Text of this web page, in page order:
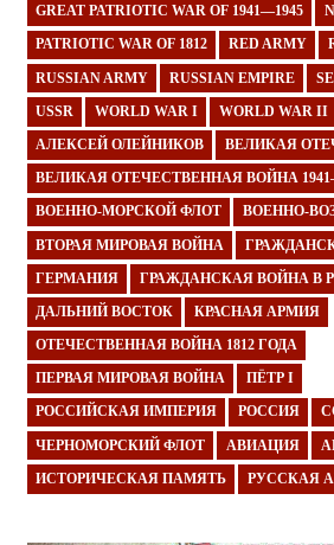
GREAT PATRIOTIC WAR OF 1941—1945
PATRIOTIC WAR OF 1812 RED ARMY
RUSSIAN ARMY RUSSIAN EMPIRE
USSR WORLD WAR I WORLD WAR II
АЛЕКСЕЙ ОЛЕЙНИКОВ ВЕЛИКАЯ
ВЕЛИКАЯ ОТЕЧЕСТВЕННАЯ ВОЙНА
ВОЕННО-МОРСКОЙ ФЛОТ ВОЕННО-
ВТОРАЯ МИРОВАЯ ВОЙНА
ГЕРМАНИЯ ГРАЖДАНСКАЯ ВОЙНА В
ДАЛЬНИЙ ВОСТОК КРАСНАЯ АРМИЯ
ОТЕЧЕСТВЕННАЯ ВОЙНА 1812 ГОДА
ПЕРВАЯ МИРОВАЯ ВОЙНА ПЁТР I
РОССИЙСКАЯ ИМПЕРИЯ РОССИЯ
ЧЕРНОМОРСКИЙ ФЛОТ АВИАЦИЯ
ИСТОРИЧЕСКАЯ ПАМЯТЬ РУССКАЯ